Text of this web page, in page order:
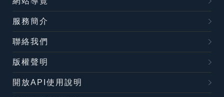
服務簡介
聯絡我們
版權聲明
開放API使用說明